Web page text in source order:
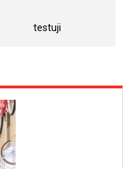
testuji